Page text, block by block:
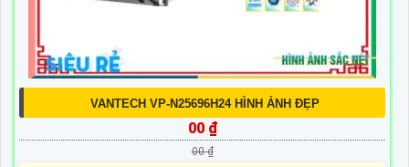
VANTECH VP-N25696H24 HÌNH ẢNH ĐẸP
00 ₫
00 ₫